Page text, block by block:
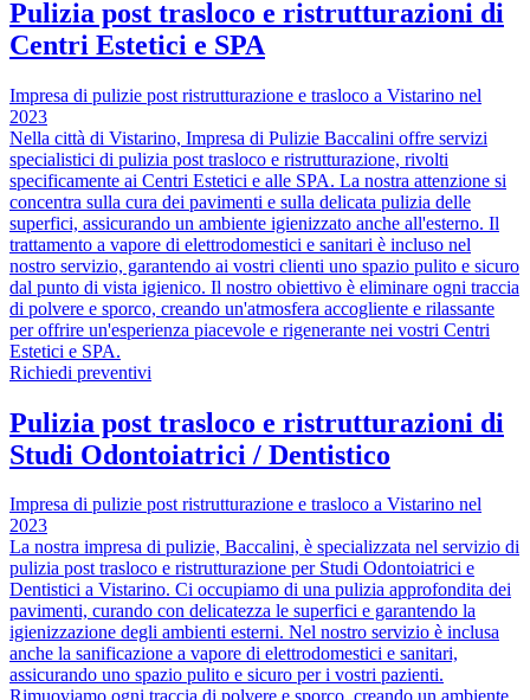
Pulizia post trasloco e ristrutturazioni di
Centri Estetici e SPA
Impresa di pulizie post ristrutturazione e trasloco a Vistarino nel
2023
Nella città di Vistarino, Impresa di Pulizie Baccalini offre servizi
specialistici di pulizia post trasloco e ristrutturazione, rivolti
specificamente ai Centri Estetici e alle SPA. La nostra attenzione si
concentra sulla cura dei pavimenti e sulla delicata pulizia delle
superfici, assicurando un ambiente igienizzato anche all'esterno. Il
trattamento a vapore di elettrodomestici e sanitari è incluso nel
nostro servizio, garantendo ai vostri clienti uno spazio pulito e sicuro
dal punto di vista igienico. Il nostro obiettivo è eliminare ogni traccia
di polvere e sporco, creando un'atmosfera accogliente e rilassante
per offrire un'esperienza piacevole e rigenerante nei vostri Centri
Estetici e SPA.
Richiedi preventivi
Pulizia post trasloco e ristrutturazioni di
Studi Odontoiatrici / Dentistico
Impresa di pulizie post ristrutturazione e trasloco a Vistarino nel
2023
La nostra impresa di pulizie, Baccalini, è specializzata nel servizio di
pulizia post trasloco e ristrutturazione per Studi Odontoiatrici e
Dentistici a Vistarino. Ci occupiamo di una pulizia approfondita dei
pavimenti, curando con delicatezza le superfici e garantendo la
igienizzazione degli ambienti esterni. Nel nostro servizio è inclusa
anche la sanificazione a vapore di elettrodomestici e sanitari,
assicurando uno spazio pulito e sicuro per i vostri pazienti.